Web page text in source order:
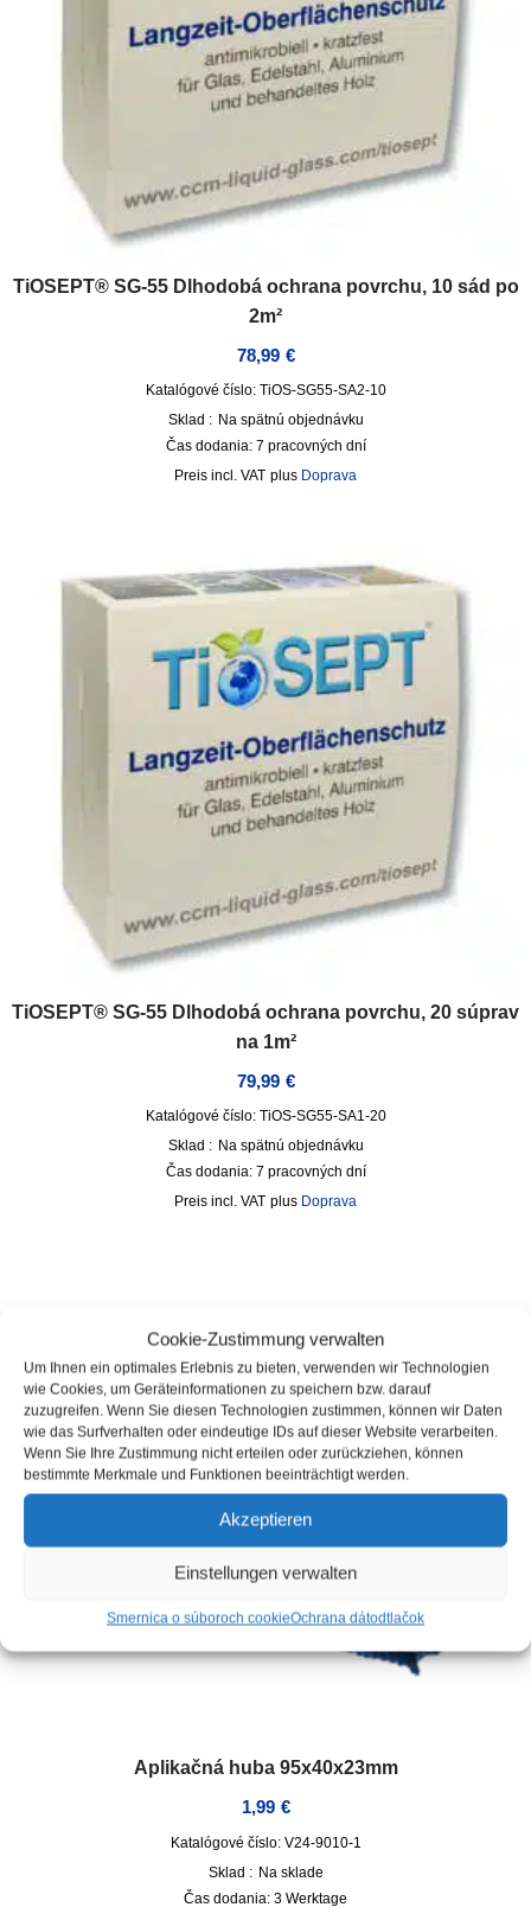
Cookie-Zustimmung verwalten
Um Ihnen ein optimales Erlebnis zu bieten, verwenden wir Technologien
wie Cookies, um Geräteinformationen zu speichern bzw. darauf
zuzugreifen. Wenn Sie diesen Technologien zustimmen, können wir Daten
wie das Surfverhalten oder eindeutige IDs auf dieser Website verarbeiten.
Wenn Sie Ihre Zustimmung nicht erteilen oder zurückziehen, können
bestimmte Merkmale und Funktionen beeinträchtigt werden.
Akzeptieren
Einstellungen verwalten
Smernica o súboroch cookieOchrana dátodtlačok
TiOSEPT® SG-55 Dlhodobá ochrana povrchu, 10 sád po
2m²
78,99 €
Katalógové číslo: TiOS-SG55-SA2-10
Sklad : Na spätnú objednávku
Čas dodania: 7 pracovných dní
incl. VAT plus Doprava
TiOSEPT® SG-55 Dlhodobá ochrana povrchu, 20 súprav
na 1m²
79,99 €
Katalógové číslo: TiOS-SG55-SA1-20
Sklad : Na spätnú objednávku
Čas dodania: 7 pracovných dní
incl. VAT plus Doprava
Aplikačná huba 95x40x23mm
1,99 €
Katalógové číslo: V24-9010-1
Sklad : Na sklade
Čas dodania: 3 Werktage